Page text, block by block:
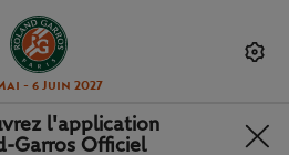
- 6 Juin 2027
l'application
Garros Officiel